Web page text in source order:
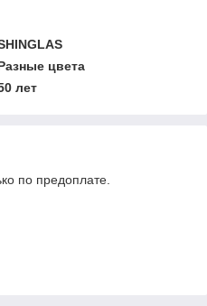
цвета
лет
по предоплате.